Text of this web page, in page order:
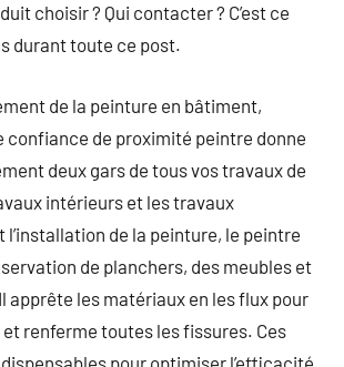
choisir ? Qui contacter ? C’est ce
durant toute ce post.
de la peinture en bâtiment,
confiance de proximité peintre donne
deux gars de tous vos travaux de
intérieurs et les travaux
de la peinture, le peintre
de planchers, des meubles et
apprête les matériaux en les flux pour
renferme toutes les fissures. Ces
pour optimiser l’efficacité